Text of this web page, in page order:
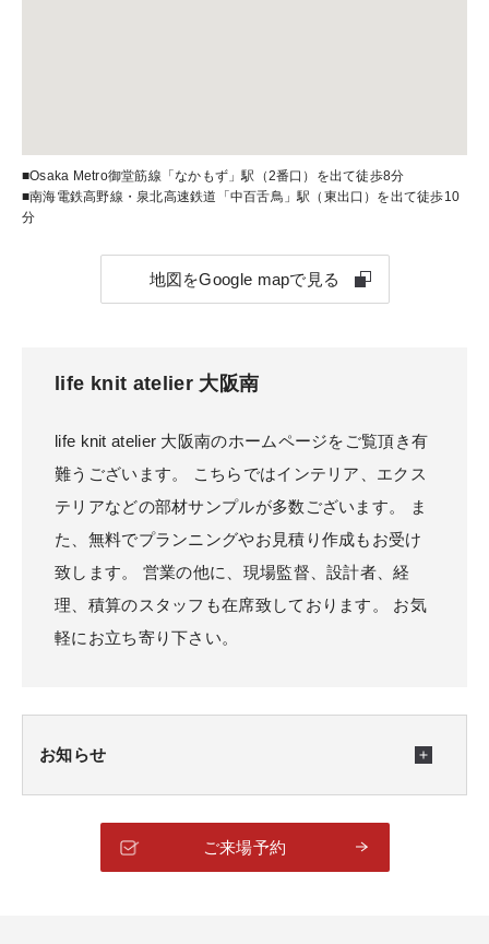
■Osaka Metro御堂筋線「なかもず」駅（2番口）を出て徒歩8分
■南海電鉄高野線・泉北高速鉄道「中百舌鳥」駅（東出口）を出て徒歩10
分
地図をGoogle mapで見る
life knit atelier 大阪南
life knit atelier 大阪南のホームページをご覧頂き有
難うございます。 こちらではインテリア、エクス
テリアなどの部材サンプルが多数ございます。 ま
た、無料でプランニングやお見積り作成もお受け
致します。 営業の他に、現場監督、設計者、経
理、積算のスタッフも在席致しております。 お気
軽にお立ち寄り下さい。
お知らせ
ご来場予約